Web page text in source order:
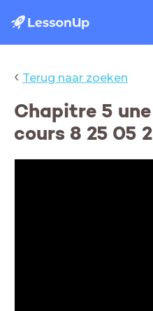
‹ Terug naar zoeken
Chapitre 5
cours 8 25 05